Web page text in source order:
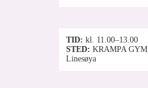
TID kl. 11.00–13.00
STED KRAMPA GYM,
Linesøya